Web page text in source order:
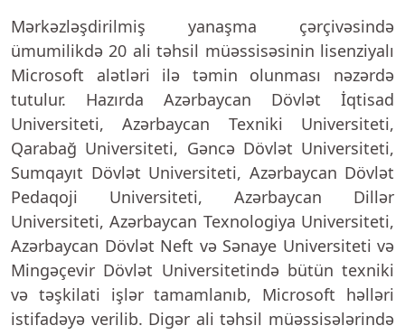
Mərkəzləşdirilmiş yanaşma çərçivəsində
ümumilikdə 20 ali təhsil müəssisəsinin lisenziyalı
Microsoft alətləri ilə təmin olunması nəzərdə
tutulur. Hazırda Azərbaycan Dövlət İqtisad
Universiteti, Azərbaycan Texniki Universiteti,
Qarabağ Universiteti, Gəncə Dövlət Universiteti,
Sumqayıt Dövlət Universiteti, Azərbaycan Dövlət
Pedaqoji Universiteti, Azərbaycan Dillər
Universiteti, Azərbaycan Texnologiya Universiteti,
Azərbaycan Dövlət Neft və Sənaye Universiteti və
Mingəçevir Dövlət Universitetində bütün texniki
və təşkilati işlər tamamlanıb, Microsoft həlləri
istifadəyə verilib. Digər ali təhsil müəssisələrində